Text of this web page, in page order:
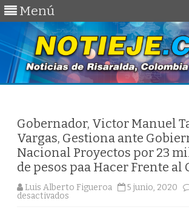
Menú
Gobernador, Victor Manuel
Vargas, Gestiona ante
Nacional Proyectos por 23
de pesos paa Hacer Frente al
Luis Alberto Figueroa 5 junio, 2020
desactivados